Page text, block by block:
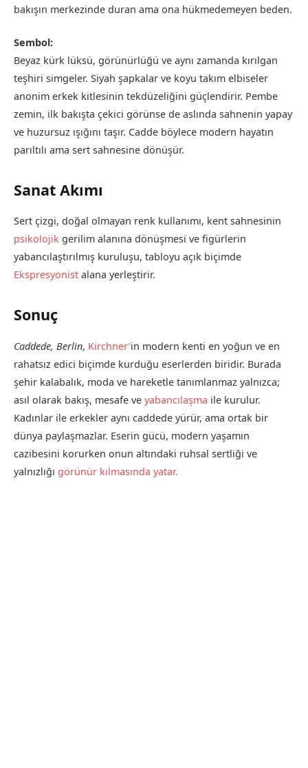
bakışın merkezinde duran ama ona hükmedemeyen beden.
Sembol:
Beyaz kürk lüksü, görünürlüğü ve aynı zamanda kırılgan
teşhiri simgeler. Siyah şapkalar ve koyu takım elbiseler
anonim erkek kitlesinin tekdüzeliğini güçlendirir. Pembe
zemin, ilk bakışta çekici görünse de aslında sahnenin yapay
ve huzursuz ışığını taşır. Cadde böylece modern hayatın
parıltılı ama sert sahnesine dönüşür.
Sanat Akımı
Sert çizgi, doğal olmayan renk kullanımı, kent sahnesinin
psikolojik gerilim alanına dönüşmesi ve figürlerin
yabancılaştırılmış kuruluşu, tabloyu açık biçimde
Ekspresyonist alana yerleştirir.
Sonuç
Caddede, Berlin, Kirchner’in modern kenti en yoğun ve en
rahatsız edici biçimde kurduğu eserlerden biridir. Burada
şehir kalabalık, moda ve hareketle tanımlanmaz yalnızca;
asıl olarak bakış, mesafe ve yabancılaşma ile kurulur.
Kadınlar ile erkekler aynı caddede yürür, ama ortak bir
dünya paylaşmazlar. Eserin gücü, modern yaşamın
cazibesini korurken onun altındaki ruhsal sertliği ve
yalnızlığı görünür kılmasında yatar.